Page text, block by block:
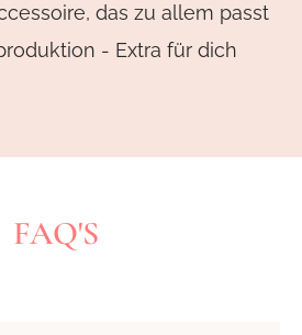
das zu allem passt
- Extra für dich
FAQ'S